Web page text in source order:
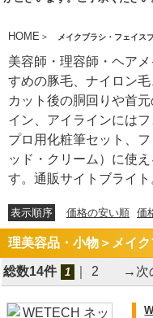
HOME > メイクブラシ・フェイス
美容師・理容師・ヘア
すめの豚毛、ナイロン
カット後の胴回りや首
イン、アイラインにはフ
プロ用化粧筆セット、
ッド・クリーム）に使
す。通販サイトブライト
表示順序 価格の安い順 価
理美容品・小物＞メイ
総数14件 1 2 →次